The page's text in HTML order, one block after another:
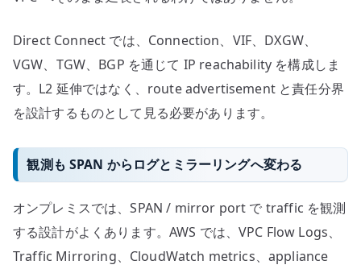
Direct Connect では、Connection、VIF、DXGW、
VGW、TGW、BGP を通じて IP reachability を構成しま
す。L2 延伸ではなく、route advertisement と責任分界
を設計するものとして見る必要があります。
観測も SPAN からログとミラーリングへ変わる
オンプレミスでは、SPAN / mirror port で traffic を観測
する設計がよくあります。AWS では、VPC Flow Logs、
Traffic Mirroring、CloudWatch metrics、appliance